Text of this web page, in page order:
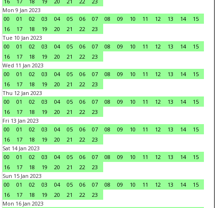
Mon 9 Jan 2023
00
01 02 03 04 05 06 07 08 09 10 11 12 13 14
15
16
17 18 19 20 21 22
23
Tue 10 Jan 2023
00
01 02 03 04 05 06 07 08 09 10 11 12 13 14
15
16
17 18 19 20 21 22
23
Wed 11 Jan 2023
00
01 02 03 04 05 06 07 08 09 10 11 12 13 14
15
16
17 18 19 20 21 22
23
Thu 12 Jan 2023
00
01 02 03 04 05 06 07 08 09 10 11 12 13 14
15
16
17 18 19 20 21 22
23
Fri 13 Jan 2023
00
01 02 03 04 05 06 07 08 09 10 11 12 13 14
15
16
17 18 19 20 21 22
23
Sat 14 Jan 2023
00
01 02 03 04 05 06 07 08 09 10 11 12 13 14
15
16
17 18 19 20 21 22
23
Sun 15 Jan 2023
00
01 02 03 04 05 06 07 08 09 10 11 12 13 14
15
16
17 18 19 20 21 22
23
Mon 16 Jan 2023